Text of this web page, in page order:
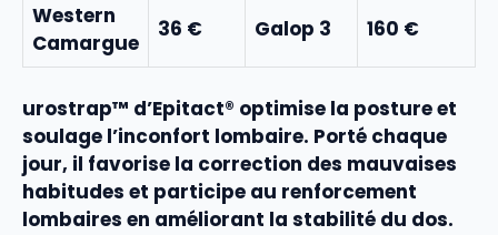
Western
Camargue
36 € Galop 3 160 €
urostrap™ d’Epitact® optimise la postureet
soulage l’inconfort lombaire. Porté chaque
jour, il favorise la correction des mauvaises
habitudes et participe au renforcement
lombaires en améliorant la stabilité du dos.